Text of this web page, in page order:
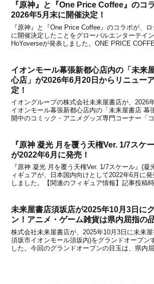
『原神』と『One Price Coffee』のコ
2026年5月末に開催決定！
『原神』と『One Price Coffee』のコラボが、
に開催決定したことをグローバルエンターテイ
HoYoverseが発表しました。ONE PRICE
イオンモール幕張新都心店内の「未来
心店」が2026年6月20日からリニュー
定！
イオングループの株式会社未来屋書店が、2026
イオンモール幕張新都心店内の「未来屋書店 幕
開中のコミック・アニメグッズ専門コーナー「
『原神 凝光 月を覆う天権Ver. 1/7スケ
が2022年6月に発売！
『原神 凝光 月を覆う天権Ver. 1/7スケール』(凝
ィギュアが、日本国内向けとして2022年6月に
しました。【関連のフィギュア情報】記事投稿
未来屋書店須坂店が2025年10月3日に
ン！アニメ・ゲーム雑貨は県内屈指の
株式会社未来屋書店が、2025年10月3日に未来
須坂市イオンモール須坂内)をグランドオープン
した。今回のグランドオープンの目玉は、県内